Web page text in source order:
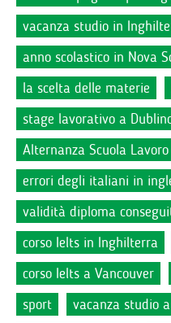
vacanza studio in
anno scolastico in Nova
la scelta delle materie
stage lavorativo a
Alternanza Scuola
errori degli italiani in
validità diploma
corso Ielts in Inghilterra
corso Ielts a Vancouver
sport
vacanza studio